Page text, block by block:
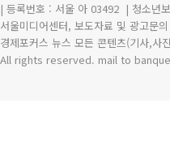
| 등록번호 : 서울 아 03492 | 청소년
서울미디어센터, 보도자료 및 광고
경제포커스 뉴스 모든 콘텐츠(기사,사
All rights reserved. mail to